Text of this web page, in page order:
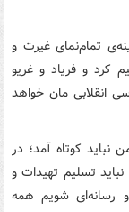
تمام‌نمای غیرت و
کرد و فریاد و غریو
انقلابی مان خواهد
نباید کوتاه آمد؛ در
نباید تسلیم تهیدات و
رسانه‌ای شویم همه